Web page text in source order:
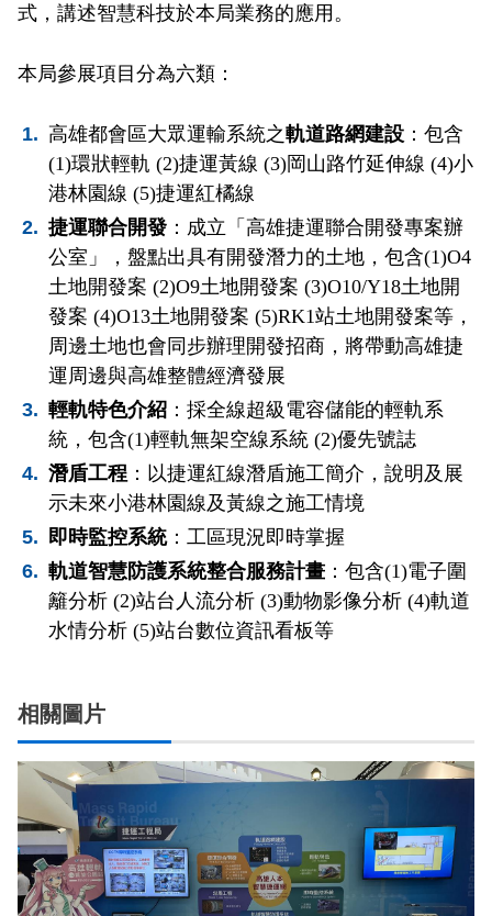
式，講述智慧科技於本局業務的應用。
本局參展項目分為六類：
高雄都會區大眾運輸系統之軌道路網建設 ：包含
(1)環狀輕軌 (2)捷運黃線 (3)岡山路竹延伸線 (4)小
港林園線 (5)捷運紅橘線
捷運聯合開發 ：成立「高雄捷運聯合開發專案辦
公室」，盤點出具有開發潛力的土地，包含(1)O4
土地開發案 (2)O9土地開發案 (3)O10/Y18土地開
發案 (4)O13土地開發案 (5)RK1站土地開發案等，
周邊土地也會同步辦理開發招商，將帶動高雄捷
運周邊與高雄整體經濟發展
輕軌特色介紹 ：採全線超級電容儲能的輕軌系
統，包含(1)輕軌無架空線系統 (2)優先號誌
潛盾工程 ：以捷運紅線潛盾施工簡介，說明及展
示未來小港林園線及黃線之施工情境
即時監控系統：工區現況即時掌握
軌道智慧防護系統整合服務計畫 ：包含(1)電子圍
籬分析 (2)站台人流分析 (3)動物影像分析 (4)軌道
水情分析 (5)站台數位資訊看板等
相關圖片